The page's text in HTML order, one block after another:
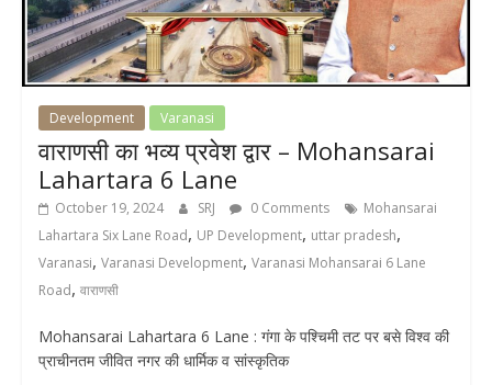
Development Varanasi
वाराणसी का भव्य प्रवेश द्वार – Mohansarai
Lahartara 6 Lane
October 19, 2024 SRJ 0 Comments
Mohansarai
Lahartara Six Lane Road, UP Development, uttar pradesh,
Varanasi, Varanasi Development, Varanasi Mohansarai 6 Lane
Road, वाराणसी
Mohansarai Lahartara 6 Lane : गंगा के पश्चिमी तट पर बसे विश्व की
प्राचीनतम जीवित नगर की धार्मिक व सांस्कृतिक